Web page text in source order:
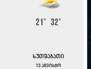
21° 32°
ხუთშაბათი
13 აგვისტო